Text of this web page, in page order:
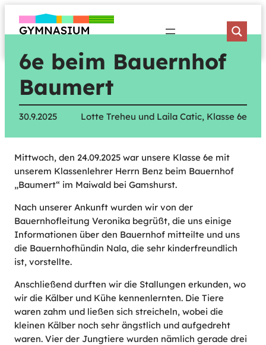
Inhalt
springen
6e beim Bauernhof
Baumert
30.9.2025 Lotte Treheu und Laila Catic, Klasse 6e
Mittwoch, den 24.09.2025 war unsere Klasse 6e mit
unserem Klassenlehrer Herrn Benz beim Bauernhof
„Baumert“ im Maiwald bei Gamshurst.
Nach unserer Ankunft wurden wir von der
Bauernhofleitung Veronika begrüßt, die uns einige
Informationen über den Bauernhof mitteilte und uns
die Bauernhofhündin Nala, die sehr kinderfreundlich
ist, vorstellte.
Anschließend durften wir die Stallungen erkunden, wo
wir die Kälber und Kühe kennenlernten. Die Tiere
waren zahm und ließen sich streicheln, wobei die
kleinen Kälber noch sehr ängstlich und aufgedreht
waren. Vier der Jungtiere wurden nämlich gerade drei